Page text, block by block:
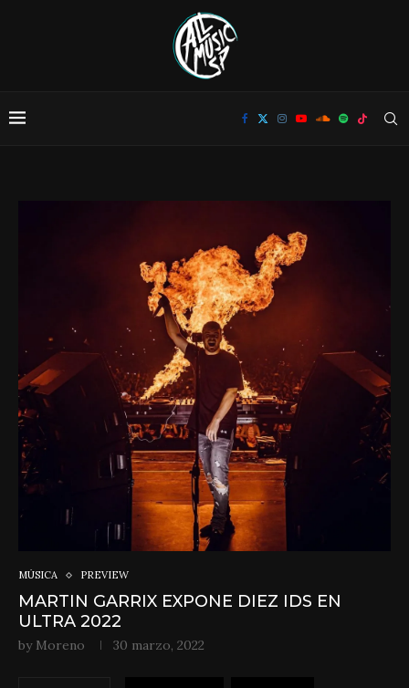
MÚSICA PREVIEW
MARTIN GARRIX EXPONE DIEZ IDS EN
ULTRA 2022
by Moreno 30 marzo, 2022